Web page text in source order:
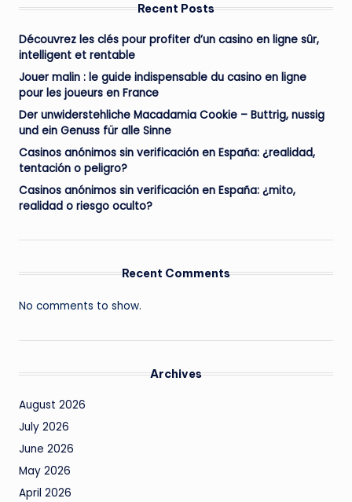
Recent Posts
Découvrez les clés pour profiter d’un casino en ligne sûr,
intelligent et rentable
Jouer malin : le guide indispensable du casino en ligne
pour les joueurs en France
Der unwiderstehliche Macadamia Cookie – Buttrig, nussig
und ein Genuss für alle Sinne
Casinos anónimos sin verificación en España: ¿realidad,
tentación o peligro?
Casinos anónimos sin verificación en España: ¿mito,
realidad o riesgo oculto?
Recent Comments
No comments to show.
Archives
August 2026
July 2026
June 2026
May 2026
April 2026